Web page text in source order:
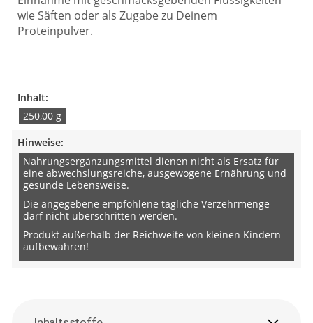
wie Säften oder als Zugabe zu Deinem
Proteinpulver.
Inhalt:
250,00 g
Hinweise:
Nahrungsergänzungsmittel dienen nicht als Ersatz für
eine abwechslungsreiche, ausgewogene Ernährung und
gesunde Lebensweise.
Die angegebene empfohlene tägliche Verzehrmenge
darf nicht überschritten werden.
Produkt außerhalb der Reichweite von kleinen Kindern
aufbewahren!